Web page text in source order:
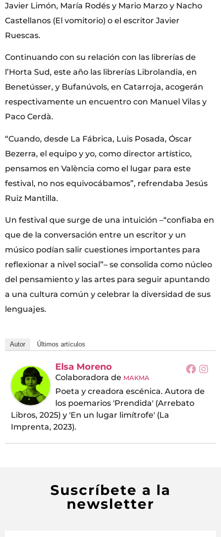
Javier Limón, María Rodés y Mario Marzo y Nacho
Castellanos (El vomitorio) o el escritor Javier
Ruescas.
Continuando con su relación con las librerías de
l’Horta Sud, este año las librerías Librolandia, en
Benetússer, y Bufanúvols, en Catarroja, acogerán
respectivamente un encuentro con Manuel Vilas y
Paco Cerdà.
“Cuando, desde La Fábrica, Luis Posada, Óscar
Bezerra, el equipo y yo, como director artístico,
pensamos en València como el lugar para este
festival, no nos equivocábamos”, refrendaba Jesús
Ruiz Mantilla.
Un festival que surge de una intuición –“confiaba en
que de la conversación entre un escritor y un
músico podían salir cuestiones importantes para
reflexionar a nivel social”– se consolida como núcleo
del pensamiento y las artes para seguir apuntando
a una cultura común y celebrar la diversidad de sus
lenguajes.
Autor Últimos artículos
Elsa Moreno
Colaboradora de MAKMA
Poeta y creadora escénica. Autora de
los poemarios 'Prendida' (Arrebato
Libros, 2025) y 'En un lugar limítrofe' (La
Imprenta, 2023).
Suscríbete a la
newsletter